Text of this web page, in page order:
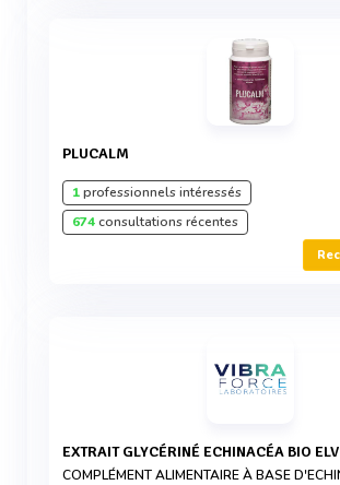
PLUCALM
1professionnels intéressés
674consultations récentes
EXTRAIT GLYCÉRINÉ ECHINACÉA BIO ELV
COMPLÉMENT ALIMENTAIRE À BASE